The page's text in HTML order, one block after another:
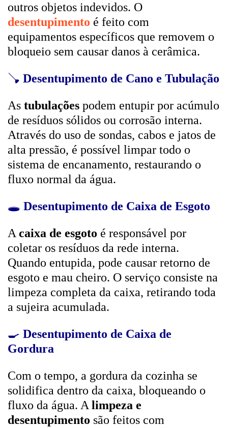
outros objetos indevidos. O
desentupimento é feito com
equipamentos específicos que removem o
bloqueio sem causar danos à cerâmica.
🪠 Desentupimento de Cano e Tubulação
As tubulações podem entupir por acúmulo
de resíduos sólidos ou corrosão interna.
Através do uso de sondas, cabos e jatos de
alta pressão, é possível limpar todo o
sistema de encanamento, restaurando o
fluxo normal da água.
🕳️ Desentupimento de Caixa de Esgoto
A caixa de esgoto é responsável por
coletar os resíduos da rede interna.
Quando entupida, pode causar retorno de
esgoto e mau cheiro. O serviço consiste na
limpeza completa da caixa, retirando toda
a sujeira acumulada.
🍳 Desentupimento de Caixa de
Gordura
Com o tempo, a gordura da cozinha se
solidifica dentro da caixa, bloqueando o
fluxo da água. A limpeza e
desentupimento são feitos com